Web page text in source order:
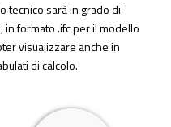
tecnico sarà in grado di
formato .ifc per il modello
visualizzare anche in
di calcolo.